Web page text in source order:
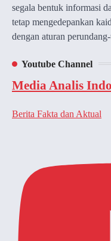
segala bentuk informasi
tetap mengedepankan
dengan aturan
Youtube Channel
Media Analis
Berita Fakta dan Aktual